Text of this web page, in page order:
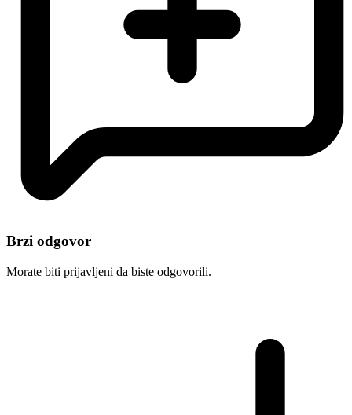
Brzi odgovor
Morate biti prijavljeni da biste odgovorili.